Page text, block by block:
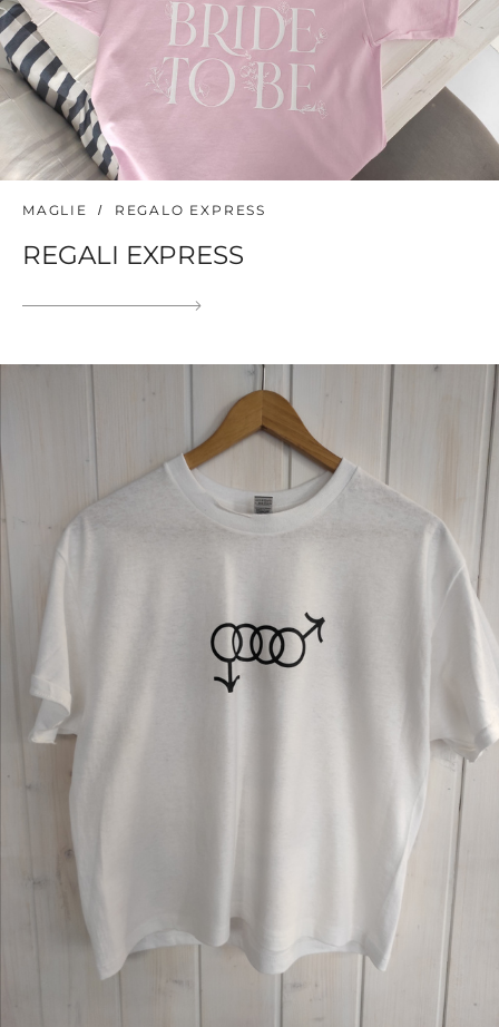
MAGLIE REGALO EXPRESS
REGALI EXPRESS